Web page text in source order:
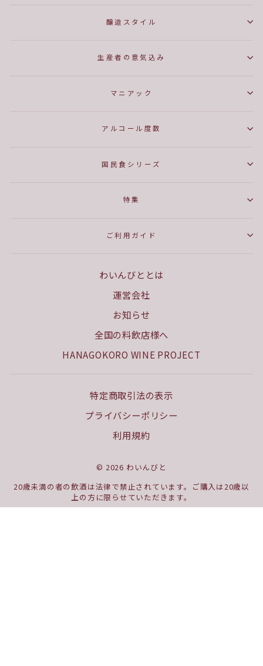
醸造スタイル
生産者の意気込み
マニアック
アルコール度数
国民食シリーズ
特集
ご利用ガイド
わいんびととは
運営会社
お知らせ
全国の料飲店様へ
HANAGOKORO WINE PROJECT
特定商取引法の表示
プライバシーポリシー
利用規約
© 2026 わいんびと
20歳未満の者の飲酒は法律で禁止されています。ご購入は20歳以
上の方に限らせていただきます。